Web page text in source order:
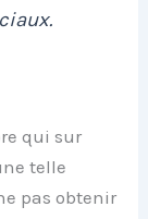
qui sur
telle
pas obtenir